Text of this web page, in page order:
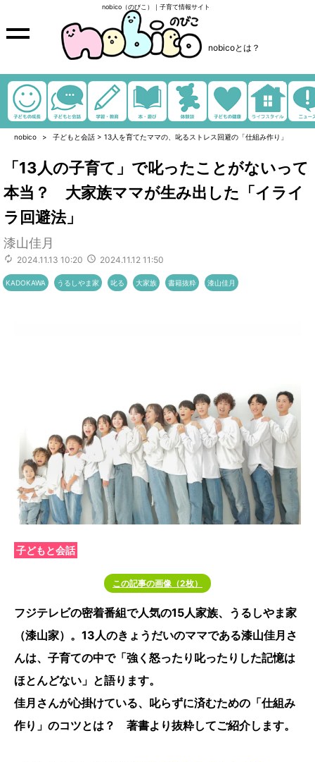
nobico（のびこ）｜子育て情報サイト
nobicoとは？
nobico 子どもと会話 > 13人を育てたママの、叱るストレス回避の「仕組み作り」
「13人の子育て」で叱ったことがないって
本当？ 大家族ママが生み出した「イライ
ラ回避法」
漆山佳月
2024.11.13 10:20 2024.11.12 11:50
KADOKAWA うるしやま家 叱る 大家族 書籍抜粋 漆山佳月
子どもと会話
この記事の画像（2枚）
フジテレビの密着番組で人気の15人家族、うるしやま家
（漆山家）。13人のきょうだいのママである漆山佳月さ
んは、子育ての中で「強く怒ったり叱ったりした記憶は
ほとんどない」と語ります。
佳月さんが心掛けている、叱らずに済むための「仕組み
作り」のコツとは？ 著書より抜粋してご紹介します。